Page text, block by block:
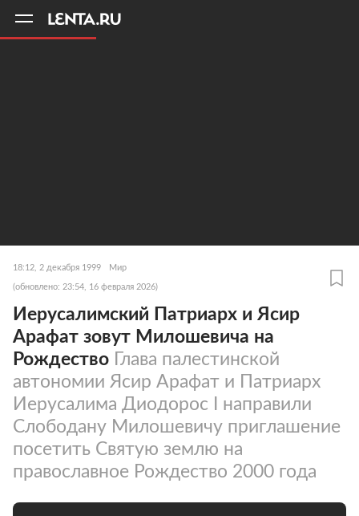
18:12, 2 декабря 1999 Мир
(обновлено: 23:54, 16 февраля 2026)
Иерусалимский Патриарх и Ясир
Арафат зовут Милошевича на
Рождество Глава палестинской
автономии Ясир Арафат и Патриарх
Иерусалима Диодорос I направили
Слободану Милошевичу приглашение
посетить Святую землю на
православное Рождество 2000 года